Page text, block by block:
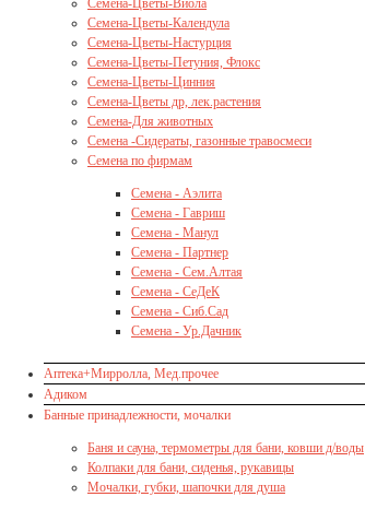
Семена-Цветы-Виола
Семена-Цветы-Календула
Семена-Цветы-Настурция
Семена-Цветы-Петуния, Флокс
Семена-Цветы-Цинния
Семена-Цветы др, лек.растения
Семена-Для животных
Семена -Сидераты, газонные травосмеси
Семена по фирмам
Семена - Аэлита
Семена - Гавриш
Семена - Манул
Семена - Партнер
Семена - Сем.Алтая
Семена - СеДеК
Семена - Сиб.Сад
Семена - Ур.Дачник
Аптека+Мирролла, Мед.прочее
Адиком
Банные принадлежности, мочалки
Баня и сауна, термометры для бани, ковши д/воды
Колпаки для бани, сиденья, рукавицы
Мочалки, губки, шапочки для душа